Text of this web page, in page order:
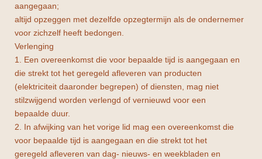
aangegaan;
altijd opzeggen met dezelfde opzegtermijn als de ondernemer
voor zichzelf heeft bedongen.
Verlenging
1. Een overeenkomst die voor bepaalde tijd is aangegaan en
die strekt tot het geregeld afleveren van producten
(elektriciteit daaronder begrepen) of diensten, mag niet
stilzwijgend worden verlengd of vernieuwd voor een
bepaalde duur.
2. In afwijking van het vorige lid mag een overeenkomst die
voor bepaalde tijd is aangegaan en die strekt tot het
geregeld afleveren van dag- nieuws- en weekbladen en